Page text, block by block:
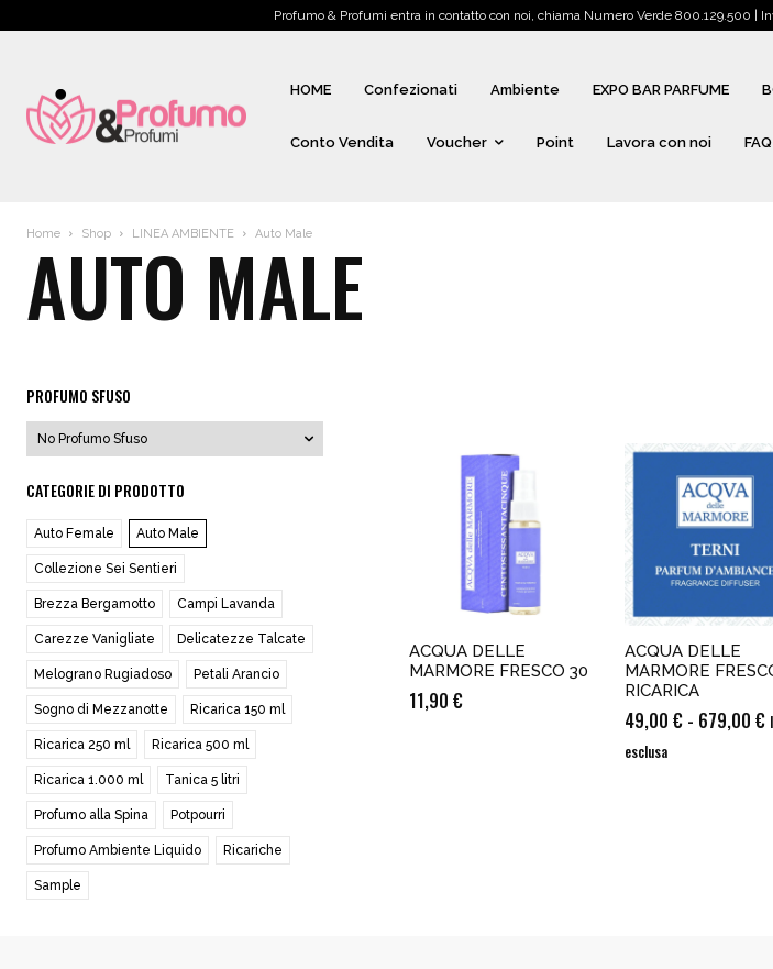
Profumo & Profumi entra in contatto con noi, chiama Numero Verde 800.129.500 |
HOME Confezionati Ambiente EXPO BAR PARFUME
Conto Vendita Voucher Point Lavora con noi FAQ
Home Shop LINEA AMBIENTE Auto Male
AUTO MALE
PROFUMO SFUSO
CATEGORIE DI PRODOTTO
Auto Female Auto Male
Collezione Sei Sentieri
Brezza Bergamotto Campi Lavanda
Carezze Vanigliate Delicatezze Talcate
Melograno Rugiadoso Petali Arancio
Sogno di Mezzanotte Ricarica 150 ml
Ricarica 250 ml Ricarica 500 ml
Ricarica 1.000 ml Tanica 5 litri
Profumo alla Spina Potpourri
Profumo Ambiente Liquido Ricariche
Sample
ACQUA DELLE
MARMORE FRESCO 30
11,90 €
ACQUA DELLE
MARMORE
RICARICA
49,00 € - 679,00 €
esclusa